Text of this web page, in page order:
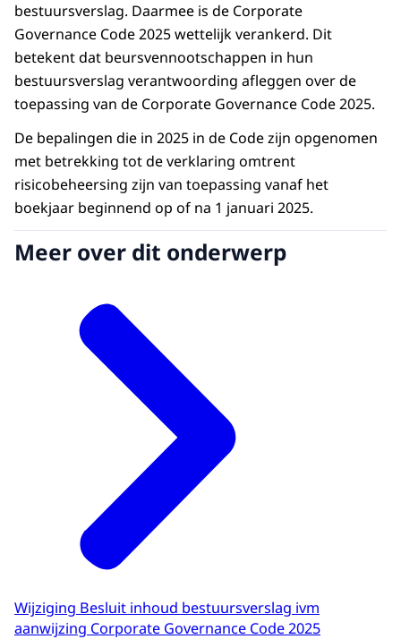
bestuursverslag. Daarmee is de Corporate
Governance Code 2025 wettelijk verankerd. Dit
betekent dat beursvennootschappen in hun
bestuursverslag verantwoording afleggen over de
toepassing van de Corporate Governance Code 2025.
De bepalingen die in 2025 in de Code zijn opgenomen
met betrekking tot de verklaring omtrent
risicobeheersing zijn van toepassing vanaf het
boekjaar beginnend op of na 1 januari 2025.
Meer over dit onderwerp
Wijziging Besluit inhoud bestuursverslag ivm
aanwijzing Corporate Governance Code 2025